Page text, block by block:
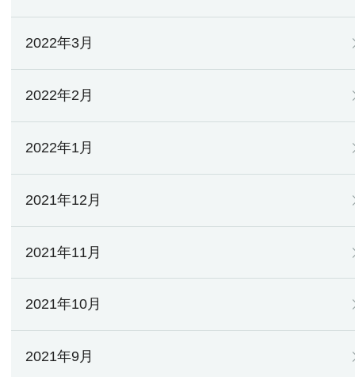
2022年3月
2022年2月
2022年1月
2021年12月
2021年11月
2021年10月
2021年9月